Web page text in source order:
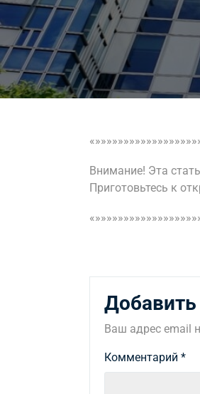
Внимание! Эта
Приготовьтесь к
Ваш адрес email
Комментарий *